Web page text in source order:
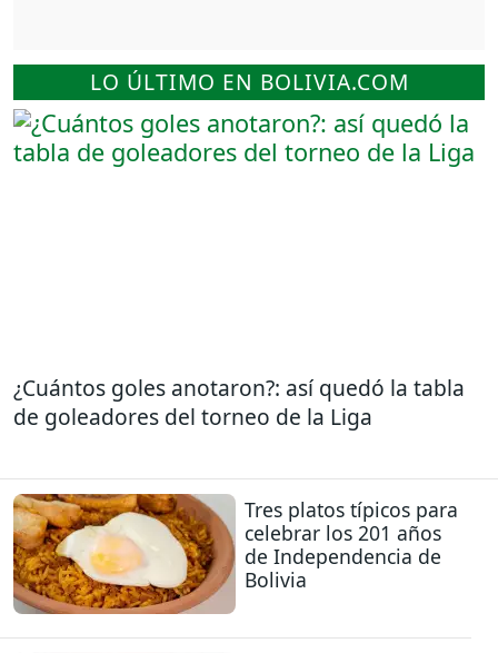
LO ÚLTIMO EN BOLIVIA.COM
¿Cuántos goles anotaron?: así quedó la tabla
de goleadores del torneo de la Liga
Tres platos típicos para
celebrar los 201 años
de Independencia de
Bolivia